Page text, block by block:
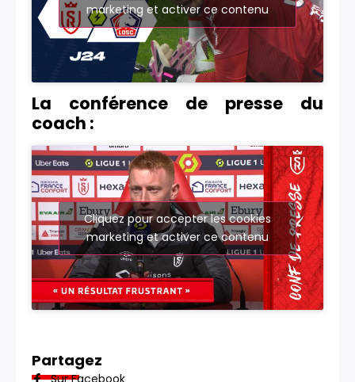
marketing et activer ce contenu
La conférence de presse du
coach :
Cliquez pour accepter les cookies
marketing et activer ce contenu
Partagez
Sur Facebook